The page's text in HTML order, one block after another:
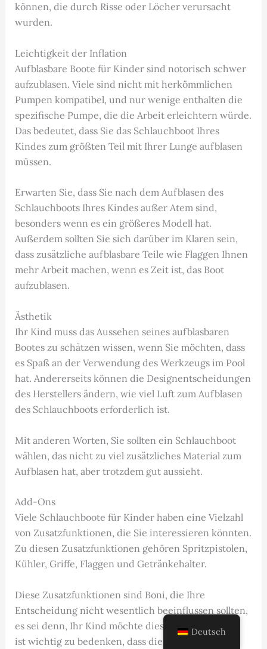
können, die durch Risse oder Löcher verursacht
wurden.
Leichtigkeit der Inflation
Aufblasbare Boote für Kinder sind notorisch schwer
aufzublasen. Viele sind nicht mit herkömmlichen
Pumpen kompatibel, und nur wenige enthalten die
spezifische Pumpe, die die Arbeit erleichtern würde.
Das bedeutet, dass Sie das Schlauchboot Ihres
Kindes zum größten Teil mit Ihrer Lunge aufblasen
müssen.
Erwarten Sie, dass Sie nach dem Aufblasen des
Schlauchboots Ihres Kindes außer Atem sind,
besonders wenn es ein größeres Modell hat.
Außerdem sollten Sie sich darüber im Klaren sein,
dass zusätzliche aufblasbare Teile wie Flaggen Ihnen
mehr Arbeit machen, wenn es Zeit ist, das Boot
aufzublasen.
Ästhetik
Ihr Kind muss das Aussehen seines aufblasbaren
Bootes zu schätzen wissen, wenn Sie möchten, dass
es Spaß an der Verwendung des Werkzeugs im Pool
hat. Andererseits können die Designentscheidungen
des Herstellers ändern, wie viel Luft zum Aufblasen
des Schlauchboots erforderlich ist.
Mit anderen Worten, Sie sollten ein Schlauchboot
wählen, das nicht zu viel zusätzliches Material zum
Aufblasen hat, aber trotzdem gut aussieht.
Add-Ons
Viele Schlauchboote für Kinder haben eine Vielzahl
von Zusatzfunktionen, die Sie interessieren könnten.
Zu diesen Zusatzfunktionen gehören Spritzpistolen,
Kühler, Griffe, Flaggen und Getränkehalter.
Diese Zusatzfunktionen sind Boni, die Ihre
Entscheidung nicht wesentlich beeinflussen sollten,
es sei denn, Ihr Kind möchte dies ausdrücklich. Es
ist wichtig zu bedenken, dass die meisten
Deutsch